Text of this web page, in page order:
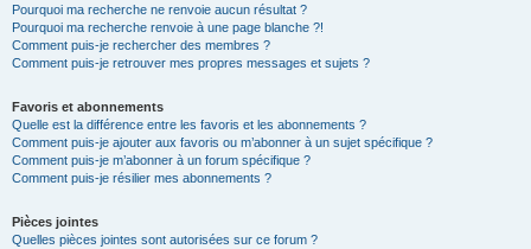
Pourquoi ma recherche ne renvoie aucun résultat ?
Pourquoi ma recherche renvoie à une page blanche ?!
Comment puis-je rechercher des membres ?
Comment puis-je retrouver mes propres messages et sujets ?
Favoris et abonnements
Quelle est la différence entre les favoris et les abonnements ?
Comment puis-je ajouter aux favoris ou m’abonner à un sujet spécifique ?
Comment puis-je m’abonner à un forum spécifique ?
Comment puis-je résilier mes abonnements ?
Pièces jointes
Quelles pièces jointes sont autorisées sur ce forum ?